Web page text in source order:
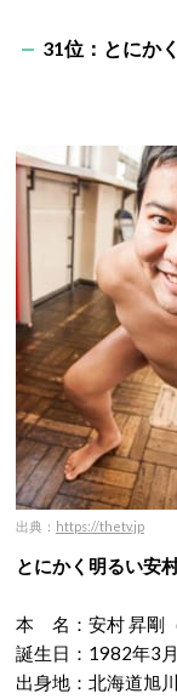
31位：とにか
出典： https://thetv.jp
とにかく明るい安
本 名：安村 昇剛
誕生日：1982年3
出身地：北海道旭